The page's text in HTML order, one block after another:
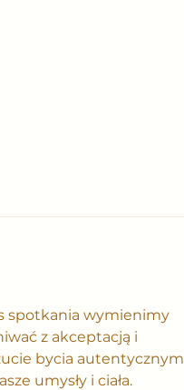
spotkania wymienimy
z akceptacją i
bycia autentycznym
umysły i ciała.